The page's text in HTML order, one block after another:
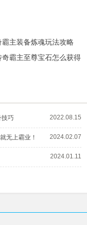
主装备炼魂玩法攻略
霸主至尊宝石怎么获得
技巧 2022.08.15
无上霸业！ 2024.02.07
2024.01.11